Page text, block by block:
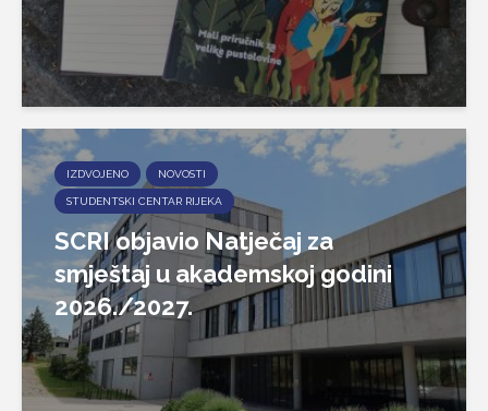
IZDVOJENO NOVOSTI
STUDENTSKI CENTAR RIJEKA
SCRI objavio Natječaj za
smještaj u akademskoj godini
2026./2027.